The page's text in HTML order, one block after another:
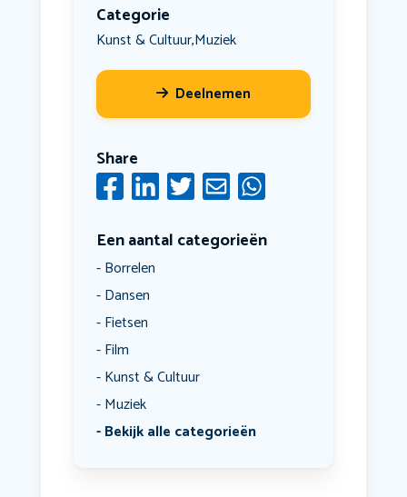
Categorie
Kunst & Cultuur,Muziek
Deelnemen
Share
Een aantal categorieën
Borrelen
Dansen
Fietsen
Film
Kunst & Cultuur
Muziek
Bekijk alle categorieën